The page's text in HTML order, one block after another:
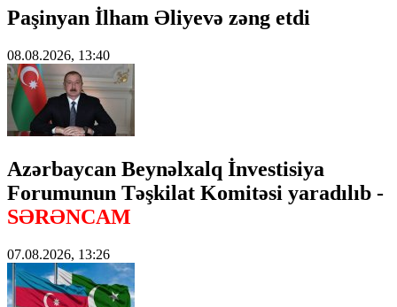
Paşinyan İlham Əliyevə zəng etdi
08.08.2026, 13:40
Azərbaycan Beynəlxalq İnvestisiya
Forumunun Təşkilat Komitəsi yaradılıb -
SƏRƏNCAM
07.08.2026, 13:26